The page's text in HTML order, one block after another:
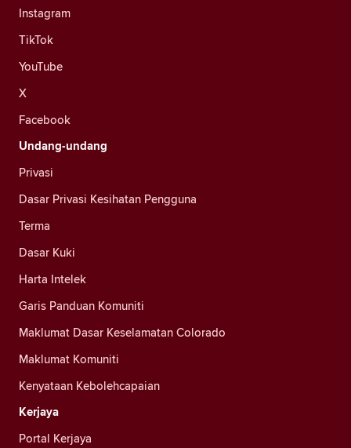
Instagram
TikTok
YouTube
X
Facebook
Undang-undang
Privasi
Dasar Privasi Kesihatan Pengguna
Terma
Dasar Kuki
Harta Intelek
Garis Panduan Komuniti
Maklumat Dasar Keselamatan Colorado
Maklumat Komuniti
Kenyataan Kebolehcapaian
Kerjaya
Portal Kerjaya